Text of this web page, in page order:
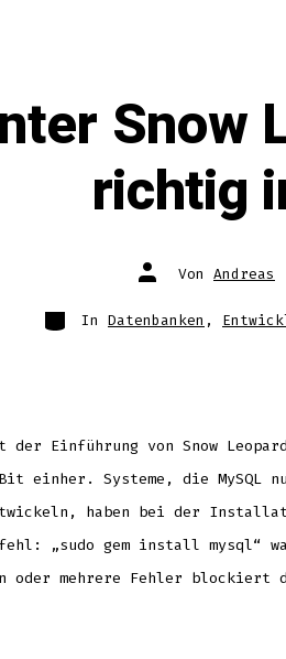
richtig
Autor
des Von Andreas
Kategorien
In Datenbanken ,
der Einführung von Snow
einher. Systeme, die MySQL
haben bei der
„sudo gem install mysql“
oder mehrere Fehler